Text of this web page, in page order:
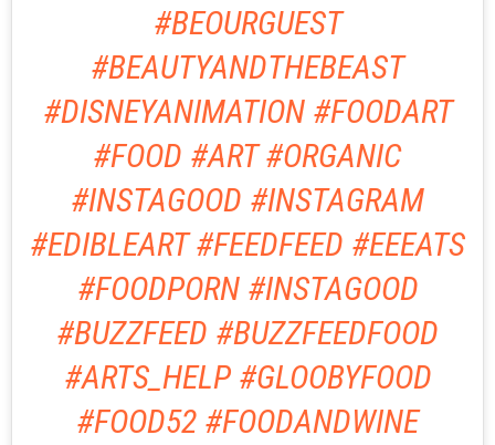
#BEOURGUEST
#BEAUTYANDTHEBEAST
#DISNEYANIMATION #FOODART
#FOOD #ART #ORGANIC
#INSTAGOOD #INSTAGRAM
#EDIBLEART #FEEDFEED #EEEATS
#FOODPORN #INSTAGOOD
#BUZZFEED #BUZZFEEDFOOD
#ARTS_HELP #GLOOBYFOOD
#FOOD52 #FOODANDWINE